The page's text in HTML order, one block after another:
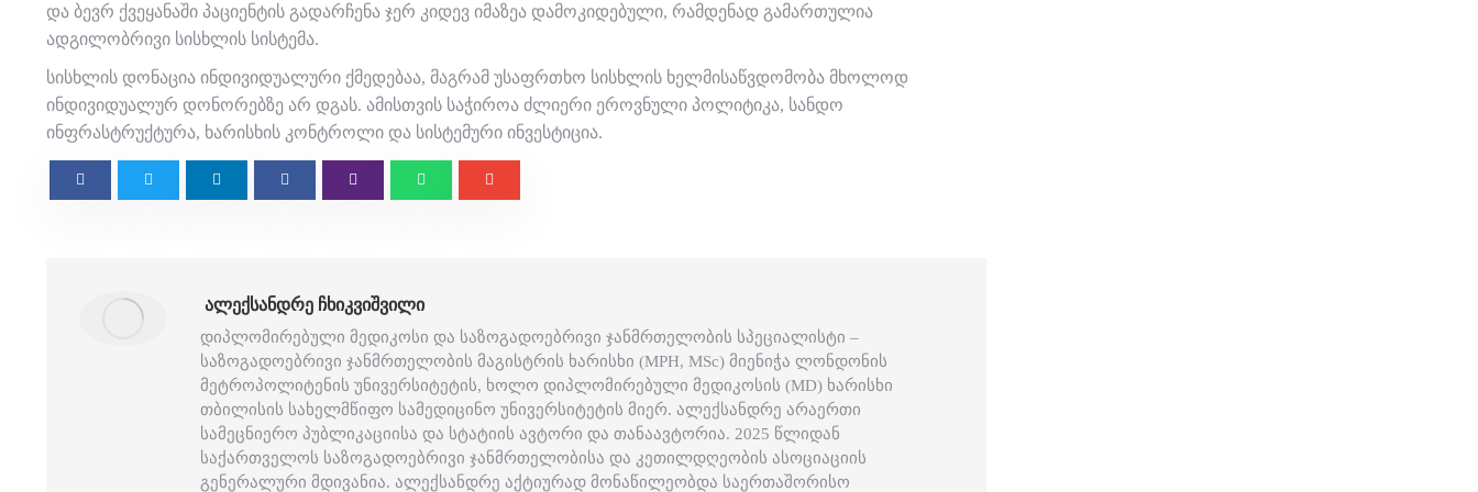
და ბევრ ქვეყანაში პაციენტის გადარჩენა ჯერ კიდევ იმაზეა დამოკიდებული, რამდენად გამართულია
ადგილობრივი სისხლის სისტემა.
სისხლის დონაცია ინდივიდუალური ქმედებაა, მაგრამ უსაფრთხო სისხლის ხელმისაწვდომობა მხოლოდ
ინდივიდუალურ დონორებზე არ დგას. ამისთვის საჭიროა ძლიერი ეროვნული პოლიტიკა, სანდო
ინფრასტრუქტურა, ხარისხის კონტროლი და სისტემური ინვესტიცია.
ᲐᲚᲔᲥᲡᲐᲜᲓᲠᲔ ᲩᲮᲘᲙᲕᲘᲨᲕᲘᲚᲘ
დიპლომირებული მედიკოსი და საზოგადოებრივი ჯანმრთელობის სპეციალისტი –
საზოგადოებრივი ჯანმრთელობის მაგისტრის ხარისხი (MPH, MSc) მიენიჭა ლონდონის
მეტროპოლიტენის უნივერსიტეტის, ხოლო დიპლომირებული მედიკოსის (MD) ხარისხი
თბილისის სახელმწიფო სამედიცინო უნივერსიტეტის მიერ. ალექსანდრე არაერთი
სამეცნიერო პუბლიკაციისა და სტატიის ავტორი და თანაავტორია. 2025 წლიდან
საქართველოს საზოგადოებრივი ჯანმრთელობისა და კეთილდღეობის ასოციაციის
გენერალური მდივანია. ალექსანდრე აქტიურად მონაწილეობდა საერთაშორისო